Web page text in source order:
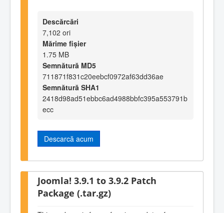
Descărcări
7,102 ori
Mărime fișier
1.75 MB
Semnătură MD5
711871f831c20eebcf0972af63dd36ae
Semnătură SHA1
2418d98ad51ebbc6ad4988bbfc395a553791b
ecc
Descarcă acum
Joomla! 3.9.1 to 3.9.2 Patch
Package (.tar.gz)